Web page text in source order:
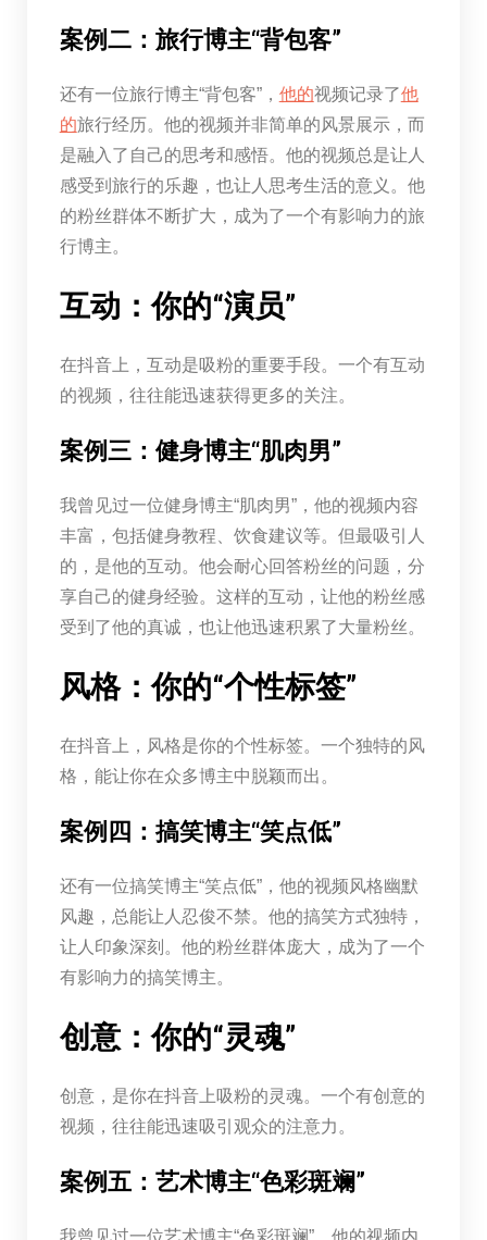
案例二：旅行博主“背包客”
还有一位旅行博主“背包客”， 他的视频记录了他
的旅行经历。他的视频并非简单的风景展示，而
是融入了自己的思考和感悟。他的视频总是让人
感受到旅行的乐趣，也让人思考生活的意义。他
的粉丝群体不断扩大，成为了一个有影响力的旅
行博主。
互动：你的“演员”
在抖音上，互动是吸粉的重要手段。一个有互动
的视频，往往能迅速获得更多的关注。
案例三：健身博主“肌肉男”
我曾见过一位健身博主“肌肉男”，他的视频内容
丰富，包括健身教程、饮食建议等。但最吸引人
的，是他的互动。他会耐心回答粉丝的问题，分
享自己的健身经验。这样的互动，让他的粉丝感
受到了他的真诚，也让他迅速积累了大量粉丝。
风格：你的“个性标签”
在抖音上，风格是你的个性标签。一个独特的风
格，能让你在众多博主中脱颖而出。
案例四：搞笑博主“笑点低”
还有一位搞笑博主“笑点低”，他的视频风格幽默
风趣，总能让人忍俊不禁。他的搞笑方式独特，
让人印象深刻。他的粉丝群体庞大，成为了一个
有影响力的搞笑博主。
创意：你的“灵魂”
创意，是你在抖音上吸粉的灵魂。一个有创意的
视频，往往能迅速吸引观众的注意力。
案例五：艺术博主“色彩斑斓”
我曾见过一位艺术博主“色彩斑斓”，他的视频内